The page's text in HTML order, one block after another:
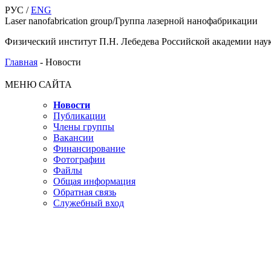
РУС /ENG
Laser nanofabrication group/Группа лазерной нанофабрикации
Физический институт П.Н. Лебедева Российской академии
Главная - Новости
МЕНЮ САЙТА
Новости
Публикации
Члены группы
Вакансии
Финансирование
Фотографии
Файлы
Общая информация
Обратная связь
Служебный вход